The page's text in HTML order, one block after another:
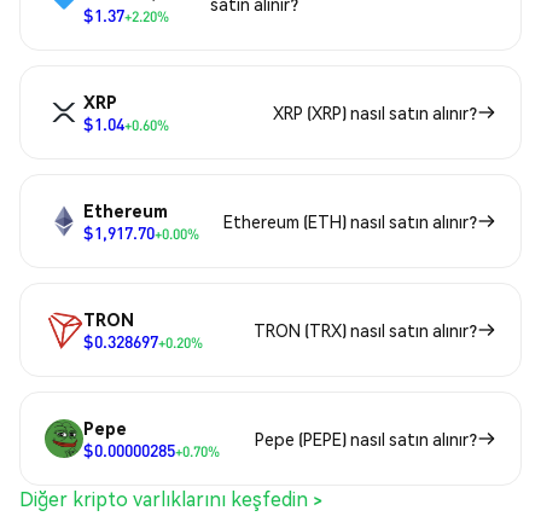
$1.37+2.20%
XRP
$1.04+0.60%
XRP (XRP) nasıl satın alınır?
Ethereum
$1,917.70+0.00%
Ethereum (ETH) nasıl satın alınır?
TRON
$0.328697+0.20%
TRON (TRX) nasıl satın alınır?
Pepe
$0.00000285+0.70%
Pepe (PEPE) nasıl satın alınır?
Diğer kripto varlıklarını keşfedin >